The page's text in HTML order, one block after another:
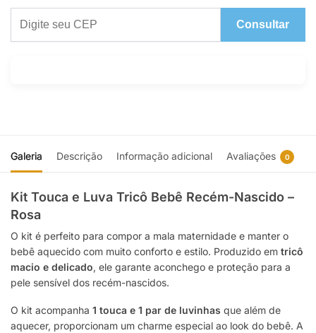
Consultar
Galeria Descrição Informação adicional Avaliações 0
Kit Touca e Luva Tricô Bebê Recém-Nascido –
Rosa
O kit é perfeito para compor a mala maternidade e manter o
bebê aquecido com muito conforto e estilo. Produzido em tricô
macio e delicado, ele garante aconchego e proteção para a
pele sensível dos recém-nascidos.
O kit acompanha 1 touca e 1 par de luvinhas que além de
aquecer, proporcionam um charme especial ao look do bebê. A